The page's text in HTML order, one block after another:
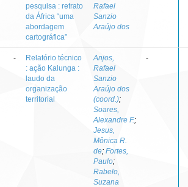
pesquisa : retrato
da África “uma
abordagem
cartográfica”
Rafael
Sanzio
Araújo dos
-
Relatório técnico
: ação Kalunga :
laudo da
organização
territorial
Anjos,
Rafael
Sanzio
Araújo dos
(coord.);
Soares,
Alexandre F.;
Jesus,
Mônica R.
de; Fortes,
Paulo;
Rabelo,
Suzana
-